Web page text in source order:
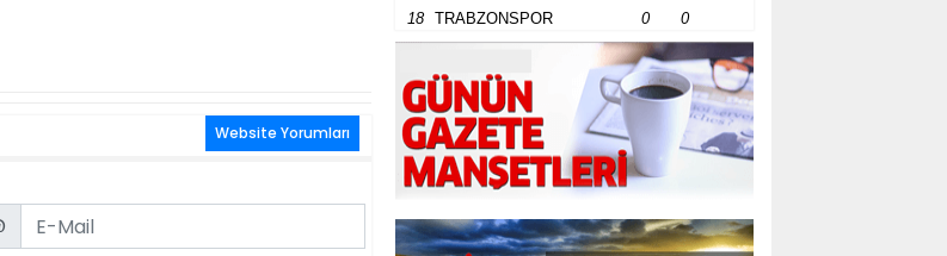
Website Yorumları
18
TRABZONSPOR 0 0